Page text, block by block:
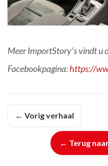
Meer ImportStory’s vindt u
Facebookpagina:https://
← Vorig verhaal
← Terug